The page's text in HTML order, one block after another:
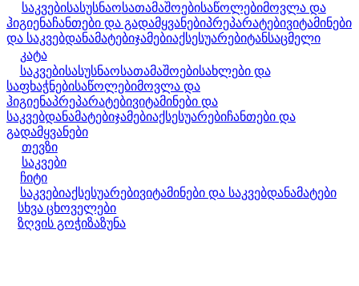
საკვებისასუსნაოსათამაშოებისაწოლებიმოვლა და
ჰიგიენაჩანთები და გადამყვანებიპრეპარატებივიტამინები
და საკვებდანამატებიჯამებიაქსესუარებიტანსაცმელი
კატა
საკვებისასუსნაოსათამაშოებისახლები და
საფხაჭნებისაწოლებიმოვლა და
ჰიგიენაპრეპარატებივიტამინები და
საკვებდანამატებიჯამებიაქსესუარებიჩანთები და
გადამყვანები
თევზი
საკვები
ჩიტი
საკვებიაქსესუარებივიტამინები და საკვებდანამატები
სხვა ცხოველები
ზღვის გოჭიზაზუნა